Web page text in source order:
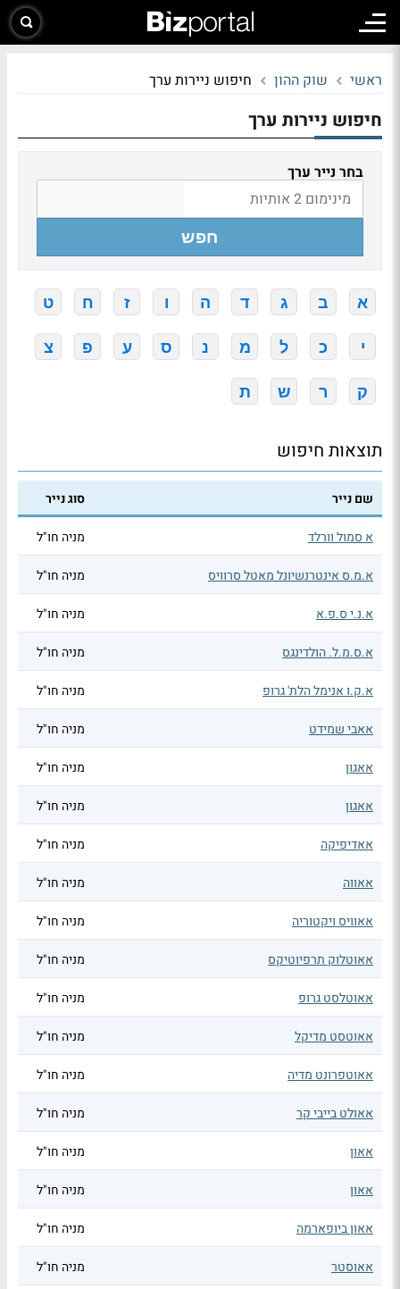
ראשי שוק ההון חיפוש ניירות ערך
חיפוש ניירות ערך
בחר נייר ערך
חפש
א ב ג ד ה ו ז ח ט
י כ ל מ נ ס ע פ צ
ק ר ש ת
תוצאות חיפוש
שם נייר סוג נייר
א סמול וורלד מניה חו"ל
א.מ.ס אינטרנשיונל מאטל סרוויס מניה חו"ל
א.נ.י ס.פ.א מניה חו"ל
א.ס.מ.ל. הולדינגס מניה חו"ל
א.ק.ו אנימל הלת' גרופ מניה חו"ל
אאבי שמידט מניה חו"ל
אאגון מניה חו"ל
אאגון מניה חו"ל
אאדיפיקה מניה חו"ל
אאווה מניה חו"ל
אאוויס ויקטוריה מניה חו"ל
אאוטלוק תרפיוטיקס מניה חו"ל
אאוטלסט גרופ מניה חו"ל
אאוטסט מדיקל מניה חו"ל
אאוטפרונט מדיה מניה חו"ל
אאולט בייבי קר מניה חו"ל
אאון מניה חו"ל
אאון מניה חו"ל
אאון ביופארמה מניה חו"ל
אאוסטר מניה חו"ל